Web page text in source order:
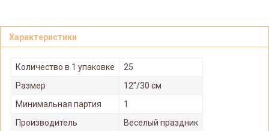
Характеристики
Количество в 1 упаковке
25
Размер
12"/30 см
Минимальная партия
1
Производитель
Веселый праздник